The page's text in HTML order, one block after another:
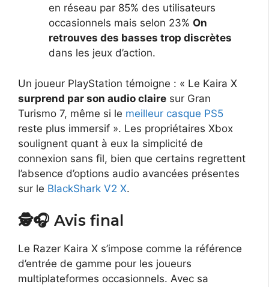
en réseau par 85% des utilisateurs
occasionnels mais selon 23% On
retrouves des basses trop discrètes
dans les jeux d’action.
Un joueur PlayStation témoigne : « Le Kaira X
surprend par son audio claire sur Gran
Turismo 7, même si le meilleur casque PS5
reste plus immersif ». Les propriétaires Xbox
soulignent quant à eux la simplicité de
connexion sans fil, bien que certains regrettent
l’absence d’options audio avancées présentes
sur le BlackShark V2 X.
🕵️🎧 Avis final
Le Razer Kaira X s’impose comme la référence
d’entrée de gamme pour les joueurs
multiplateformes occasionnels. Avec sa